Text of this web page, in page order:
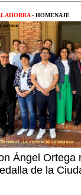
- HOMENAJE
Ángel Ortega
de la